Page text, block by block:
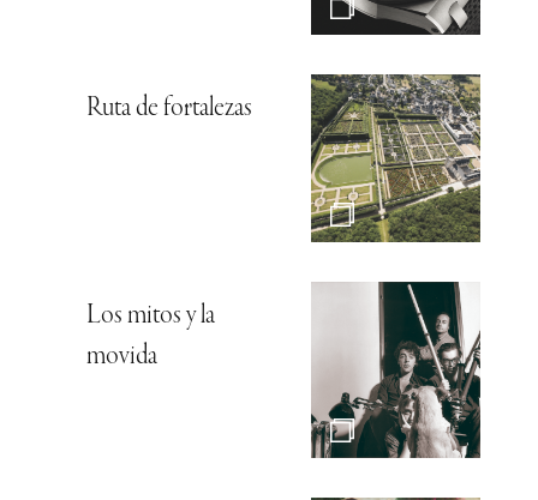
Ruta de fortalezas
Los mitos y la
movida